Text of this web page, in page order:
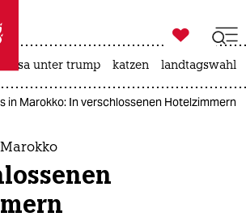
taz zahl ich
taz zahl ich

taz zahl ich
usa unter trump katzen landtagswahl
in Marokko: In verschlossenen Hotelzimmern